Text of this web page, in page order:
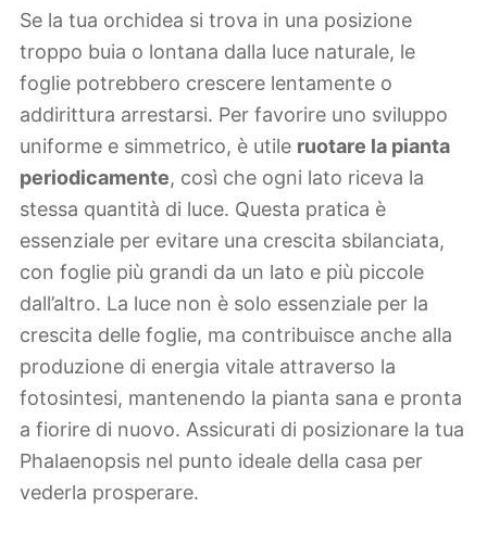
Se la tua orchidea si trova in una posizione
troppo buia o lontana dalla luce naturale, le
foglie potrebbero crescere lentamente o
addirittura arrestarsi. Per favorire uno sviluppo
uniforme e simmetrico, è utile ruotare la pianta
periodicamente, così che ogni lato riceva la
stessa quantità di luce. Questa pratica è
essenziale per evitare una crescita sbilanciata,
con foglie più grandi da un lato e più piccole
dall’altro. La luce non è solo essenziale per la
crescita delle foglie, ma contribuisce anche alla
produzione di energia vitale attraverso la
fotosintesi, mantenendo la pianta sana e pronta
a fiorire di nuovo. Assicurati di posizionare la tua
Phalaenopsis nel punto ideale della casa per
vederla prosperare.